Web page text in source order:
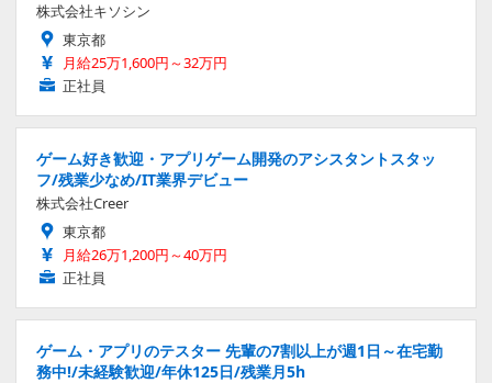
株式会社キソシン
東京都
月給25万1,600円～32万円
正社員
ゲーム好き歓迎・アプリゲーム開発のアシスタントスタッ
フ/残業少なめ/IT業界デビュー
株式会社Creer
東京都
月給26万1,200円～40万円
正社員
ゲーム・アプリのテスター 先輩の7割以上が週1日～在宅勤
務中!/未経験歓迎/年休125日/残業月5h